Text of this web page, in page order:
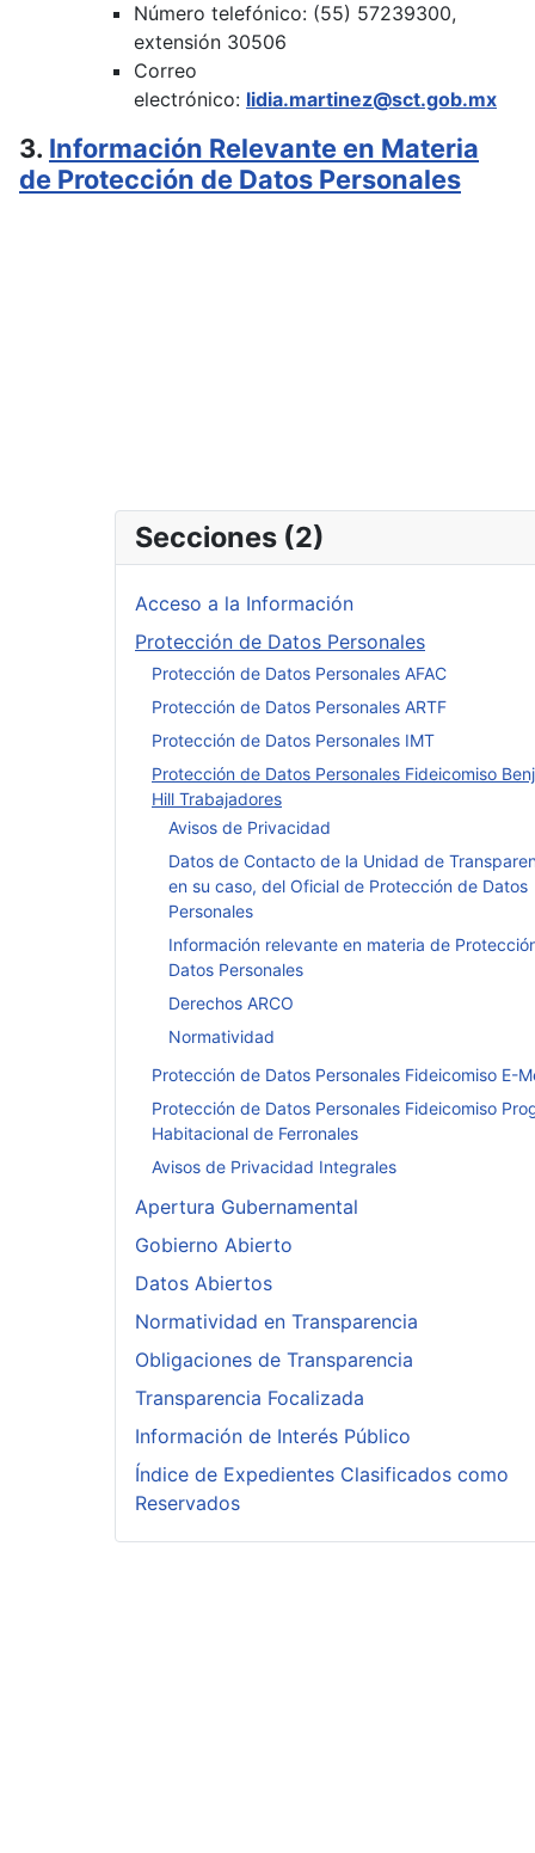
Número telefónico: (55) 57239300,
extensión 30506
Correo
electrónico: lidia.martinez@sct.gob.mx
3. Información Relevante en Materia
de Protección de Datos Personales
Secciones (2)
Acceso a la Información
Protección de Datos Personales
Protección de Datos Personales AFAC
Protección de Datos Personales ARTF
Protección de Datos Personales IMT
Protección de Datos Personales Fideicomiso
Hill Trabajadores
Avisos de Privacidad
Datos de Contacto de la Unidad de
en su caso, del Oficial de Protección de Datos
Personales
Información relevante en materia de
Datos Personales
Derechos ARCO
Normatividad
Protección de Datos Personales Fideicomiso E-
Protección de Datos Personales Fideicomiso
Habitacional de Ferronales
Avisos de Privacidad Integrales
Apertura Gubernamental
Gobierno Abierto
Datos Abiertos
Normatividad en Transparencia
Obligaciones de Transparencia
Transparencia Focalizada
Información de Interés Público
Índice de Expedientes Clasificados como
Reservados